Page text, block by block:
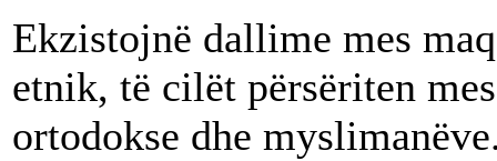
Ekzistojnë dallime mes
etnik, të cilët përsëriten
ortodokse dhe